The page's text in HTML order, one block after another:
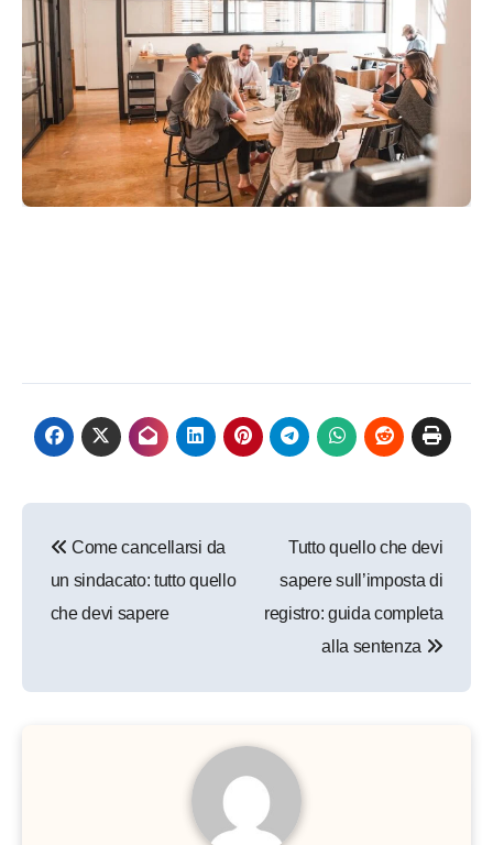
articoli
Come cancellarsi da
un sindacato: tutto quello
che devi sapere
Tutto quello che devi
sapere sull’imposta di
registro: guida completa
alla sentenza